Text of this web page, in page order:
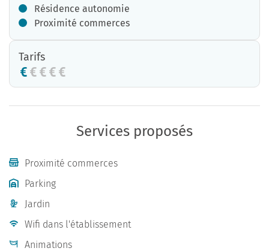
Résidence autonomie
Proximité commerces
Tarifs
Services proposés
Proximité commerces
Parking
Jardin
Wifi dans l'établissement
Animations